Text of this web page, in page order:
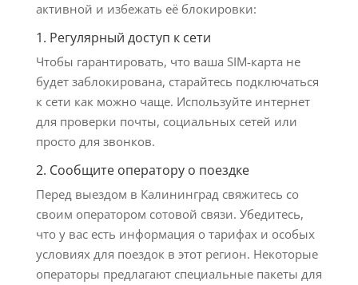
активной и избежать её блокировки:
1. Регулярный доступ к сети
Чтобы гарантировать, что ваша SIM-карта не
будет заблокирована, старайтесь подключаться
к сети как можно чаще. Используйте интернет
для проверки почты, социальных сетей или
просто для звонков.
2. Сообщите оператору о поездке
Перед выездом в Калининград свяжитесь со
своим оператором сотовой связи. Убедитесь,
что у вас есть информация о тарифах и особых
условиях для поездок в этот регион. Некоторые
операторы предлагают специальные пакеты для